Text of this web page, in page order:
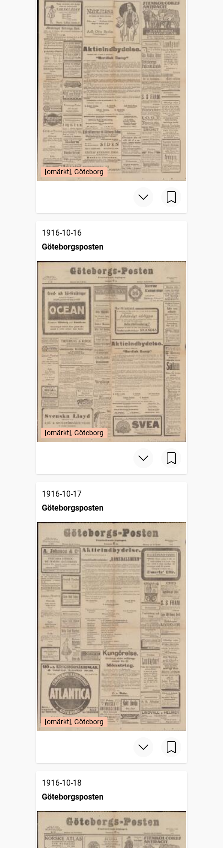
[omärkt], Göteborg
1916-10-16
Göteborgsposten
[omärkt], Göteborg
1916-10-17
Göteborgsposten
[omärkt], Göteborg
1916-10-18
Göteborgsposten